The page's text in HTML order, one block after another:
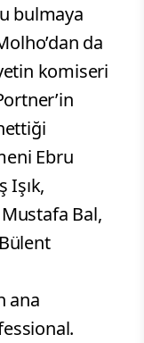
bulmaya
da
komiseri
Ebru
Işık,
Bal,
ana